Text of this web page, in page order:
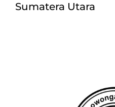
Sumatera Utara